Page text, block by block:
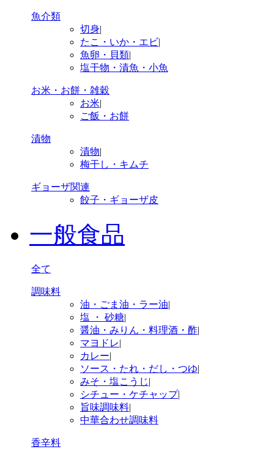
魚介類
切身|
たこ・いか・エビ|
魚卵・貝類|
塩干物・漬魚・小魚
お米・お餅・雑穀
お米|
ご飯・お餅
漬物
漬物|
梅干し・キムチ
ギョーザ関連
餃子・ギョーザ皮
一般食品
全て
調味料
油・ごま油・ラー油|
塩 ・ 砂糖|
醤油・みりん・料理酒・酢|
マヨドレ|
カレー|
ソース・たれ・だし・つゆ|
みそ・塩こうじ|
シチュー・ケチャップ|
旨味調味料|
中華合わせ調味料
香辛料